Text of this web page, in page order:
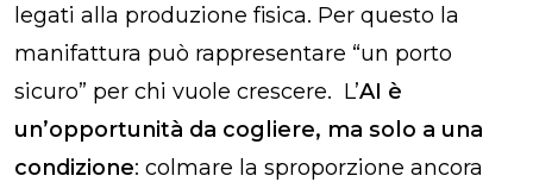
legati alla produzione fisica. Per questo la
manifattura può rappresentare “un porto
sicuro” per chi vuole crescere. L’AI è
un’opportunità da cogliere, ma solo a una
condizione: colmare la sproporzione ancora